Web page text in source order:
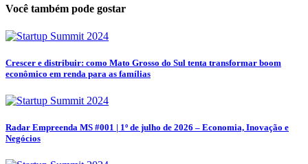
Você também pode gostar
Crescer e distribuir: como Mato Grosso do Sul tenta transformar boom
econômico em renda para as famílias
Radar Empreenda MS #001 | 1º de julho de 2026 – Economia, Inovação e
Negócios